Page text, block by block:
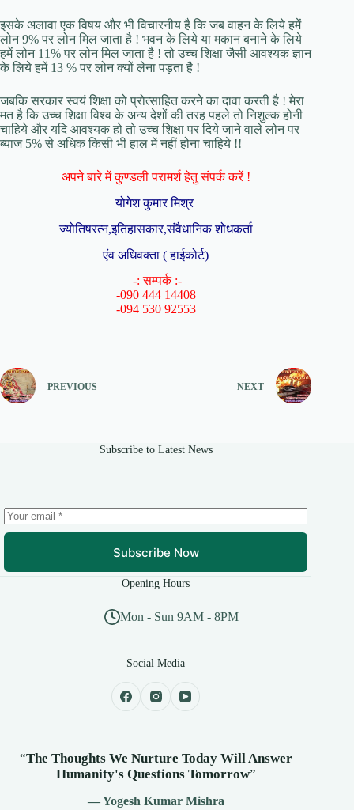
इसके अलावा एक विषय और भी विचारनीय है कि जब वाहन के लिये हमें
लोन 9% पर लोन मिल जाता है ! भवन के लिये या मकान बनाने के लिये
हमें लोन 11% पर लोन मिल जाता है ! तो उच्च शिक्षा जैसी आवश्यक ज्ञान
के लिये हमें 13 % पर लोन क्यों लेना पड़ता है !
जबकि सरकार स्वयं शिक्षा को प्रोत्साहित करने का दावा करती है ! मेरा
मत है कि उच्च शिक्षा विश्व के अन्य देशों की तरह पहले तो निशुल्क होनी
चाहिये और यदि आवश्यक हो तो उच्च शिक्षा पर दिये जाने वाले लोन पर
ब्याज 5% से अधिक किसी भी हाल में नहीं होना चाहिये !!
अपने बारे में कुण्डली परामर्श हेतु संपर्क करें !
योगेश कुमार मिश्र
ज्योतिषरत्न,इतिहासकार,संवैधानिक शोधकर्ता
एंव अधिवक्ता ( हाईकोर्ट)
-: सम्पर्क :-
-090 444 14408
-094 530 92553
PREVIOUS NEXT
Subscribe to Latest News
Subscribe Now
Opening Hours
Mon - Sun 9AM - 8PM
Social Media
“The Thoughts We Nurture Today Will Answer
Humanity's Questions Tomorrow”
— Yogesh Kumar Mishra